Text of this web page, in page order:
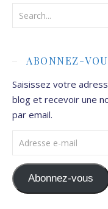
ABONNEZ-
Saisissez votre
blog et recevoir une
par email.
Adresse e-mail
Abonnez-vous